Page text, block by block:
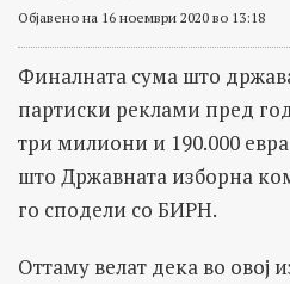
Објавено на 16 ноември 2020 во 13:18
Финалната сума што
партиски реклами пред
три милиони и 190.000
што Државната изборна
го сподели со БИРН.
Oттаму велат дека во овој